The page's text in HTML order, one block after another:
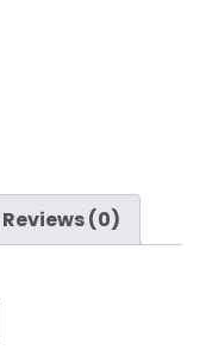
Reviews (0)